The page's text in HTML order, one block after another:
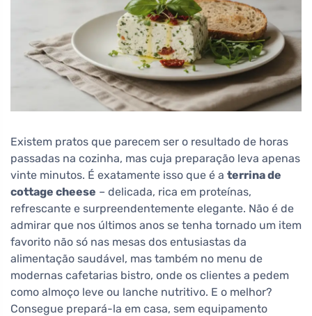
Existem pratos que parecem ser o resultado de horas
passadas na cozinha, mas cuja preparação leva apenas
vinte minutos. É exatamente isso que é a terrina de
cottage cheese – delicada, rica em proteínas,
refrescante e surpreendentemente elegante. Não é de
admirar que nos últimos anos se tenha tornado um item
favorito não só nas mesas dos entusiastas da
alimentação saudável, mas também no menu de
modernas cafetarias bistro, onde os clientes a pedem
como almoço leve ou lanche nutritivo. E o melhor?
Consegue prepará-la em casa, sem equipamento